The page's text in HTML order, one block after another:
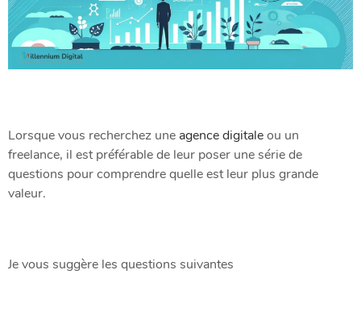
Lorsque vous recherchez une agence digitaleou un
freelance, il est préférable de leur poser une série de
questions pour comprendre quelle est leur plus grande
valeur.
Je vous suggère les questions suivantes